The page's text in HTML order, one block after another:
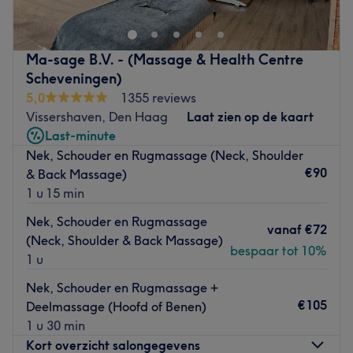
Massage therapist Minh-Thu is here to make you feel
renewed. She is a true professional and takes time to
make a connection with you and make you feel
comfortable. After a preliminary consultation she will
make sure that the massage is totally customised to your
needs. Besides a relaxing massage you can choose here
for a therapeutic massage during which Minh-Thu will
assess the deep layers of tissue with a focus on the areas
of discomfort, stress and tension. This way these tense
areas will be addressed and relieved of tension.
Whether you choose a relaxing massage or a therapeutic
massage, after a visit to Integrative Massage Therapy
you will feel energised, relaxed and renewed.
Ma-sage B.V. - (Massage & Health Centre
Scheveningen)
5,0
1355 reviews
Vissershaven, Den Haag
Laat zien op de kaart
Last-minute
Nek, Schouder en Rugmassage (Neck, Shoulder
& Back Massage)
1 u 15 min
€90
Nek, Schouder en Rugmassage
(Neck, Shoulder & Back Massage)
1 u
vanaf €72
bespaar tot 10%
Nek, Schouder en Rugmassage +
Deelmassage (Hoofd of Benen)
1 u 30 min
€105
Kort overzicht salongegevens